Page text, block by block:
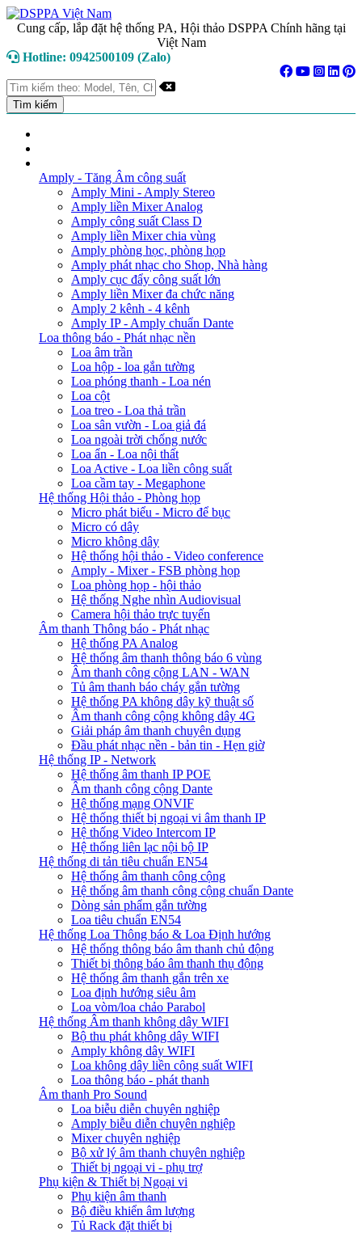
Cung cấp, lắp đặt hệ thống PA, Hội thảo DSPPA Chính hãng tại
Việt Nam
Hotline: 0942500109 (Zalo)
Amply - Tăng Âm công suất
Amply Mini - Amply Stereo
Amply liền Mixer Analog
Amply công suất Class D
Amply liền Mixer chia vùng
Amply phòng học, phòng họp
Amply phát nhạc cho Shop, Nhà hàng
Amply cục đẩy công suất lớn
Amply liền Mixer đa chức năng
Amply 2 kênh - 4 kênh
Amply IP - Amply chuẩn Dante
Loa thông báo - Phát nhạc nền
Loa âm trần
Loa hộp - loa gắn tường
Loa phóng thanh - Loa nén
Loa cột
Loa treo - Loa thả trần
Loa sân vườn - Loa giả đá
Loa ngoài trời chống nước
Loa ẩn - Loa nội thất
Loa Active - Loa liền công suất
Loa cầm tay - Megaphone
Hệ thống Hội thảo - Phòng họp
Micro phát biểu - Micro để bục
Micro có dây
Micro không dây
Hệ thống hội thảo - Video conference
Amply - Mixer - FSB phòng họp
Loa phòng họp - hội thảo
Hệ thống Nghe nhìn Audiovisual
Camera hội thảo trực tuyến
Âm thanh Thông báo - Phát nhạc
Hệ thống PA Analog
Hệ thống âm thanh thông báo 6 vùng
Âm thanh công cộng LAN - WAN
Tủ âm thanh báo cháy gắn tường
Hệ thống PA không dây kỹ thuật số
Âm thanh công cộng không dây 4G
Giải pháp âm thanh chuyên dụng
Đầu phát nhạc nền - bản tin - Hẹn giờ
Hệ thống IP - Network
Hệ thống âm thanh IP POE
Âm thanh công cộng Dante
Hệ thống mạng ONVIF
Hệ thống thiết bị ngoại vi âm thanh IP
Hệ thống Video Intercom IP
Hệ thống liên lạc nội bộ IP
Hệ thống di tản tiêu chuẩn EN54
Hệ thống âm thanh công cộng
Hệ thống âm thanh công cộng chuẩn Dante
Dòng sản phẩm gắn tường
Loa tiêu chuẩn EN54
Hệ thống Loa Thông báo & Loa Định hướng
Hệ thống thông báo âm thanh chủ động
Thiết bị thông báo âm thanh thụ động
Hệ thống âm thanh gắn trên xe
Loa định hướng siêu âm
Loa vòm/loa chảo Parabol
Hệ thống Âm thanh không dây WIFI
Bộ thu phát không dây WIFI
Amply không dây WIFI
Loa không dây liền công suất WIFI
Loa thông báo - phát thanh
Âm thanh Pro Sound
Loa biễu diễn chuyên nghiệp
Amply biễu diễn chuyên nghiệp
Mixer chuyên nghiệp
Bộ xử lý âm thanh chuyên nghiệp
Thiết bị ngoại vi - phụ trợ
Phụ kiện & Thiết bị Ngoại vi
Phụ kiện âm thanh
Bộ điều khiển âm lượng
Tủ Rack đặt thiết bị